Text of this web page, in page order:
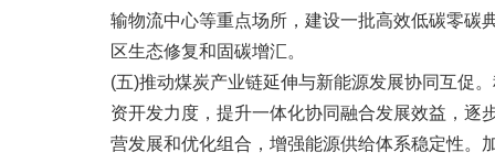
输物流中心等重点场所，建设一批高效低碳零碳
区生态修复和固碳增汇。
(五)推动煤炭产业链延伸与新能源发展协同互促
资开发力度，提升一体化协同融合发展效益，逐
营发展和优化组合，增强能源供给体系稳定性。